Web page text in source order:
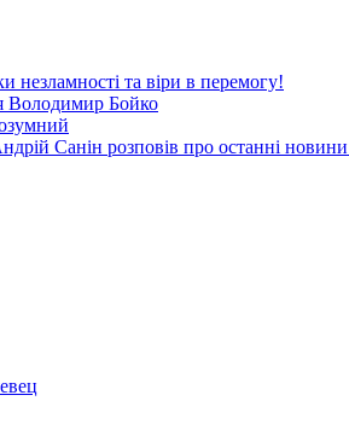
та віри в перемогу!
Володимир Бойко
Санін розповів про останні